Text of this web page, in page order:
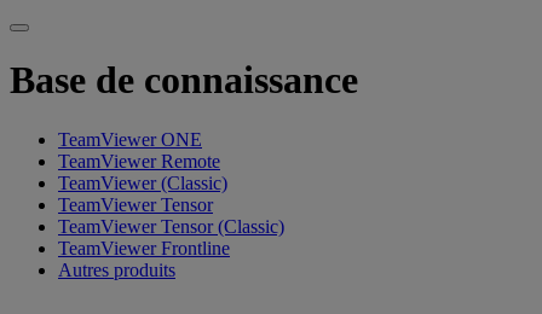
Base de connaissance
TeamViewer ONE
TeamViewer Remote
TeamViewer (Classic)
TeamViewer Tensor
TeamViewer Tensor (Classic)
TeamViewer Frontline
Autres produits